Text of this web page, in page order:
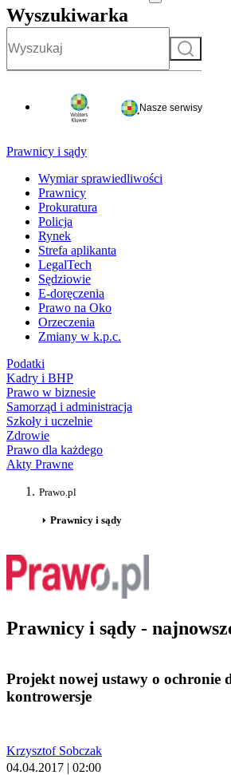
Wyszukiwarka
Szukaj
Nasze serwisy
Prawnicy i sądy
Wymiar sprawiedliwości
Prawnicy
Prokuratura
Policja
Rynek
Strefa aplikanta
LegalTech
Sędziowie
E-doręczenia
Prawo na Oko
Orzeczenia
Zmiany w k.p.c.
Podatki
Kadry i BHP
Prawo w biznesie
Samorząd i administracja
Szkoły i uczelnie
Zdrowie
Prawo dla każdego
Akty Prawne
Prawo.pl
Prawnicy i sądy
Prawnicy i sądy -
Projekt nowej ustawy o ochronie
kontrowersje
Krzysztof Sobczak
04.04.2017 | 02:00